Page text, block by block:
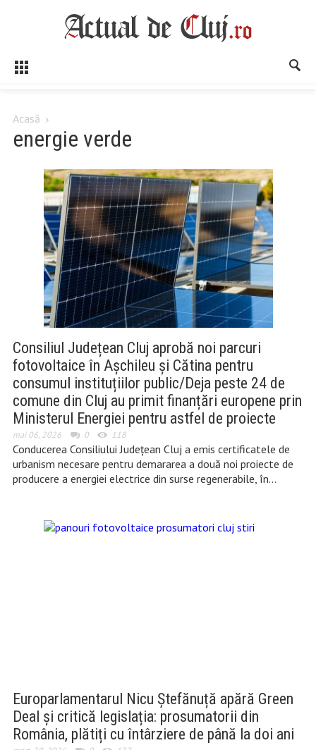
Acasă
energie verde
Consiliul Județean Cluj aprobă noi parcuri
fotovoltaice în Așchileu și Cătina pentru
consumul instituțiilor public/Deja peste 24 de
comune din Cluj au primit finanțări europene prin
Ministerul Energiei pentru astfel de proiecte
mai 06, 2026 0 118
Conducerea Consiliului Județean Cluj a emis certificatele de
urbanism necesare pentru demararea a două noi proiecte de
producere a energiei electrice din surse regenerabile, în…
Europarlamentarul Nicu Ștefănuță apără Green
Deal și critică legislația: prosumatorii din
România, plătiți cu întârziere de până la doi ani